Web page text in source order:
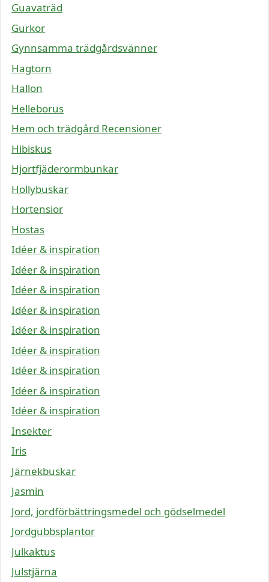
Guavaträd
Gurkor
Gynnsamma trädgårdsvänner
Hagtorn
Hallon
Helleborus
Hem och trädgård Recensioner
Hibiskus
Hjortfjäderormbunkar
Hollybuskar
Hortensior
Hostas
Idéer & inspiration
Idéer & inspiration
Idéer & inspiration
Idéer & inspiration
Idéer & inspiration
Idéer & inspiration
Idéer & inspiration
Idéer & inspiration
Idéer & inspiration
Insekter
Iris
Järnekbuskar
Jasmin
Jord, jordförbättringsmedel och gödselmedel
Jordgubbsplantor
Julkaktus
Julstjärna